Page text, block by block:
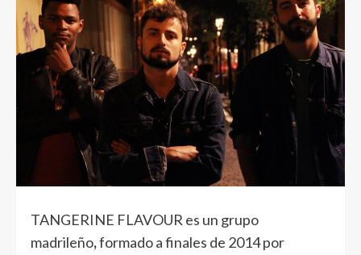
TANGERINE FLAVOUR es un grupo
madrileño,formado a finales de 2014 por